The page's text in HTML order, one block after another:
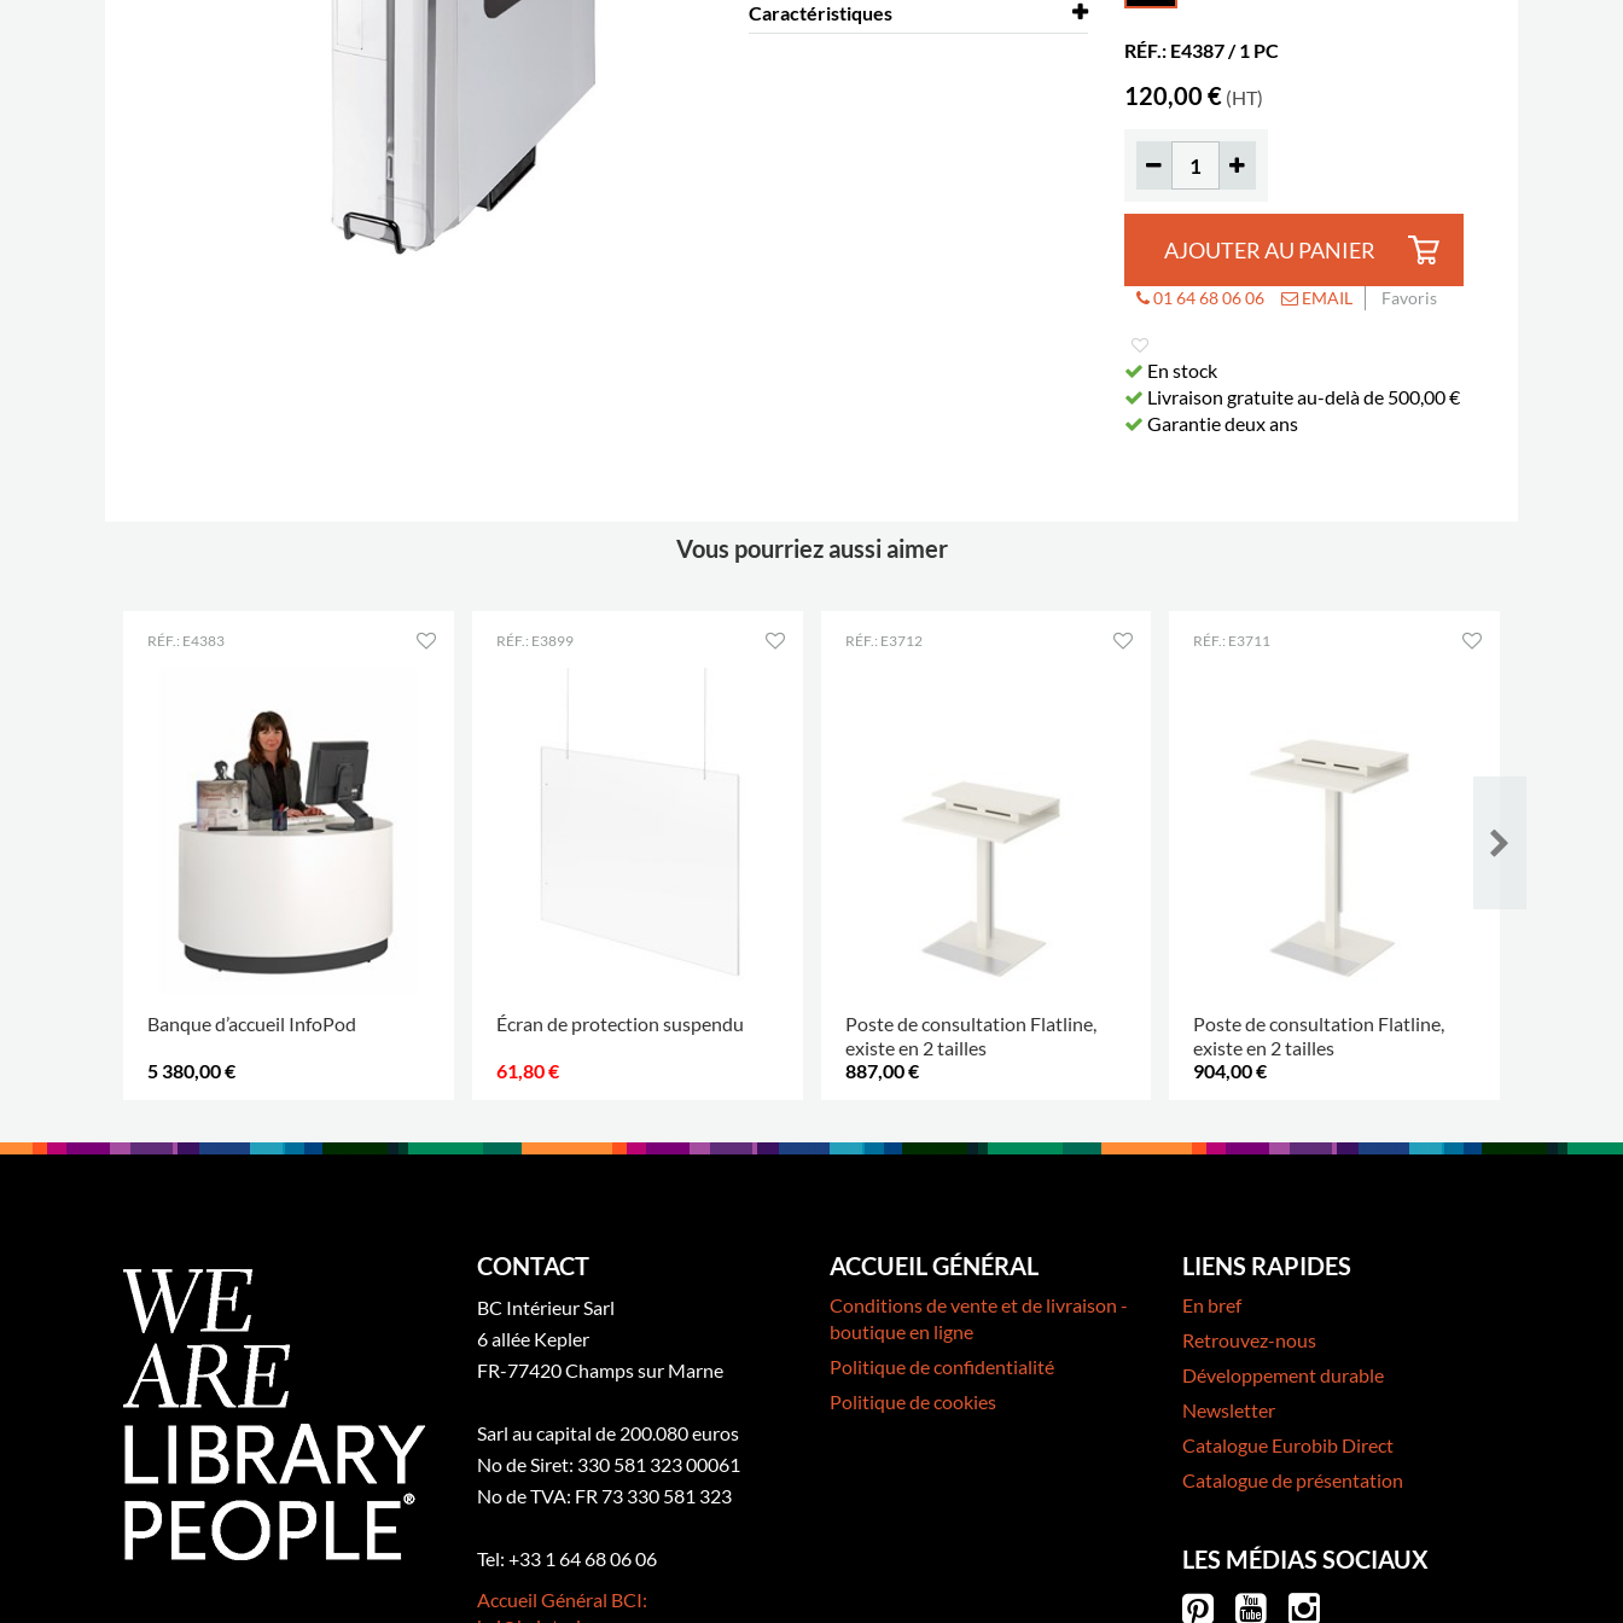
Caractéristiques
RÉF.: E4387 / 1 PC
120,00 € (HT)
AJOUTER AU PANIER
01 64 68 06 06 EMAIL Favoris
En stock
Livraison gratuite au-delà de 500,00 €
Garantie deux ans
Vous pourriez aussi aimer
RÉF.: E4383
Banque d’accueil InfoPod
5 380,00 €
RÉF.: E3899
Écran de protection suspendu
61,80 €
RÉF.: E3712
Poste de consultation Flatline,
existe en 2 tailles
887,00 €
RÉF.: E3711
Poste de consultation Flatline,
existe en 2 tailles
904,00 €
CONTACT
BC Intérieur Sarl
6 allée Kepler
FR-77420 Champs sur Marne
Sarl au capital de 200.080 euros
No de Siret: 330 581 323 00061
No de TVA: FR 73 330 581 323
Tel: +33 1 64 68 06 06
Accueil Général BCI:
ACCUEIL GÉNÉRAL
Conditions de vente et de livraison -
boutique en ligne
Politique de confidentialité
Politique de cookies
LIENS RAPIDES
En bref
Retrouvez-nous
Développement durable
Newsletter
Catalogue Eurobib Direct
Catalogue de présentation
LES MÉDIAS SOCIAUX